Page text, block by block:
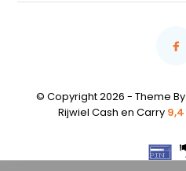
© Copyright 2026 - Theme By
Rijwiel Cash en Carry 9,4